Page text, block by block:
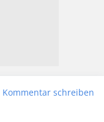
Kommentar schreiben